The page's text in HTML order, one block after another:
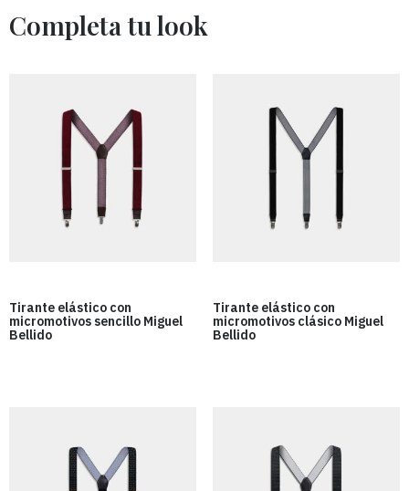
Tirante elástico con
micromotivos sencillo Miguel
Bellido
Tirante elástico con
micromotivos clásico Miguel
Bellido